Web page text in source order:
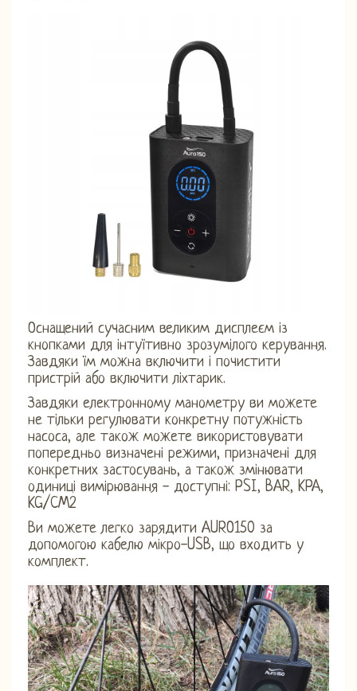
Оснащений сучасним великим дисплеєм із
кнопками для інтуїтивно зрозумілого керування.
Завдяки їм можна включити і почистити
пристрій або включити ліхтарик.
Завдяки електронному манометру ви можете
не тільки регулювати конкретну потужність
насоса, але також можете використовувати
попередньо визначені режими, призначені для
конкретних застосувань, а також змінювати
одиниці вимірювання - доступні: PSI, BAR, KPA,
KG/CM2
Ви можете легко зарядити AURO150 за
допомогою кабелю мікро-USB, що входить у
комплект.